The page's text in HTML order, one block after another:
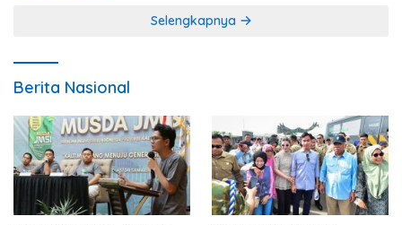
Selengkapnya
Berita Nasional